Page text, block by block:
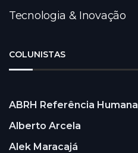
Tecnologia & Inovação
COLUNISTAS
ABRH Referência Humana
Alberto Arcela
Alek Maracajá